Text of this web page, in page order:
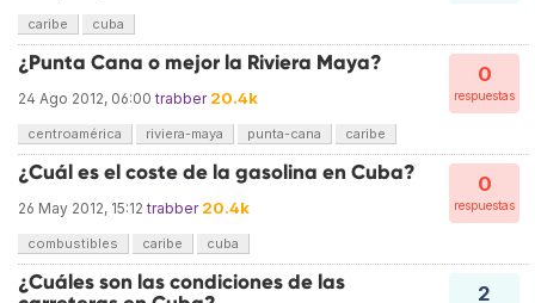
caribe cuba
0
respuestas
¿Punta Cana o mejor la Riviera Maya?
24 Ago 2012, 06:00 trabber 20.4k
centroamérica riviera-maya punta-cana caribe
0
respuestas
¿Cuál es el coste de la gasolina en Cuba?
26 May 2012, 15:12 trabber 20.4k
combustibles caribe cuba
2
¿Cuáles son las condiciones de las